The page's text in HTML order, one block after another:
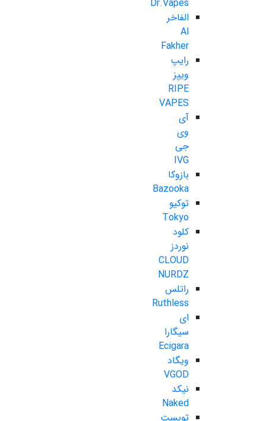
Dr.Vapes
الفاخر
Al
Fakher
رایپ
ویپز
RIPE
VAPES
آی
وی
جی
IVG
بازوکا
Bazooka
توکیو
Tokyo
کلود
نوردز
CLOUD
NURDZ
راتلس
Ruthless
ای
سیگارا
Ecigara
ویگاد
VGOD
نیکد
Naked
تویست